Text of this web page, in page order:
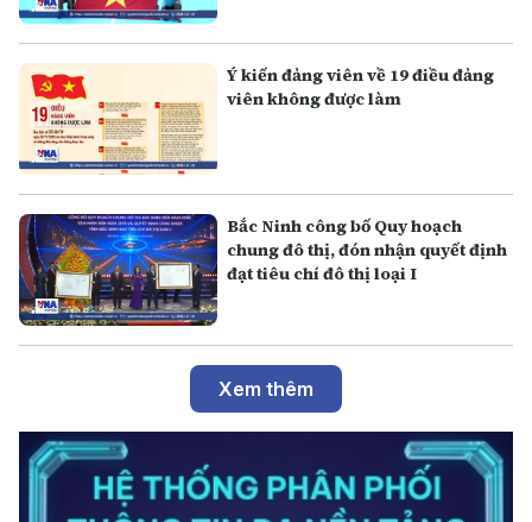
Ý kiến đảng viên về 19 điều đảng
viên không được làm
Bắc Ninh công bố Quy hoạch
chung đô thị, đón nhận quyết định
đạt tiêu chí đô thị loại I
Xem thêm